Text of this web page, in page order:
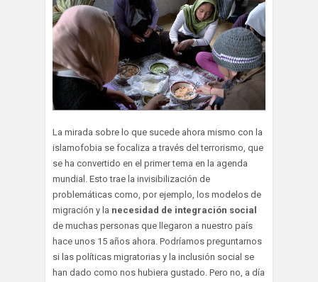
La mirada sobre lo que sucede ahora mismo con la
islamofobia se focaliza a través del terrorismo, que
se ha convertido en el primer tema en la agenda
mundial. Esto trae la invisibilización de
problemáticas como, por ejemplo, los modelos de
migración y la necesidad de integración social
de muchas personas que llegaron a nuestro país
hace unos 15 años ahora. Podríamos preguntarnos
si las políticas migratorias y la inclusión social se
han dado como nos hubiera gustado. Pero no, a día